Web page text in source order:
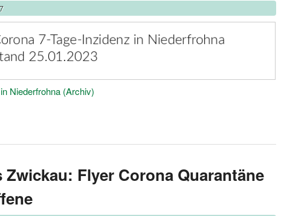
Niederfrohna (Archiv)
Zwickau: Flyer Corona Quarantäne